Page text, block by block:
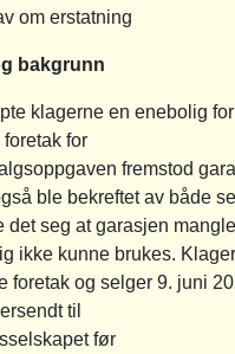
om erstatning
bakgrunn
klagerne en enebolig
for
fremstod
ble bekreftet av både
det seg at garasjen
ikke kunne brukes.
foretak og selger 9. juni
til
før